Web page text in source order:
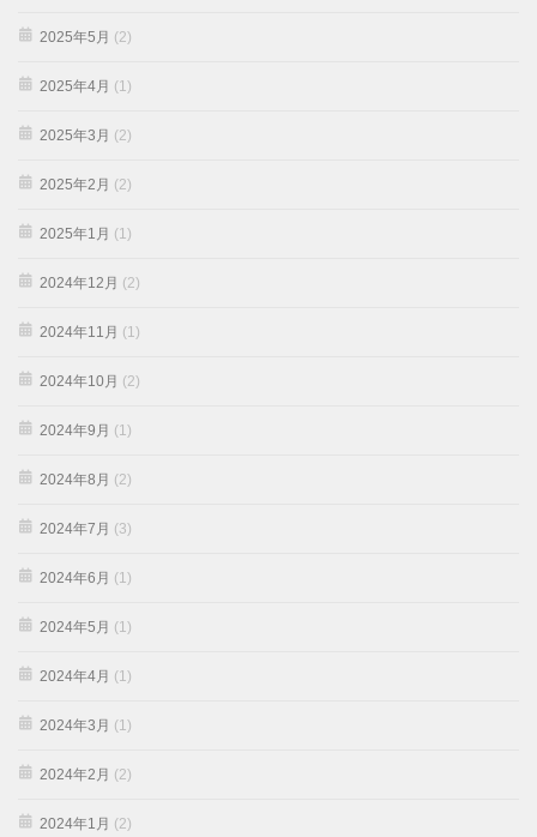
2025年5月 (2)
2025年4月 (1)
2025年3月 (2)
2025年2月 (2)
2025年1月 (1)
2024年12月 (2)
2024年11月 (1)
2024年10月 (2)
2024年9月 (1)
2024年8月 (2)
2024年7月 (3)
2024年6月 (1)
2024年5月 (1)
2024年4月 (1)
2024年3月 (1)
2024年2月 (2)
2024年1月 (2)